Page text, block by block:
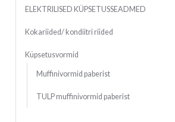
ELEKTRILISED KÜPSETUSSEADMED
Kokariided/ kondiitri riided
Küpsetusvormid
Muffinivormid paberist
TULP muffinivormid paberist